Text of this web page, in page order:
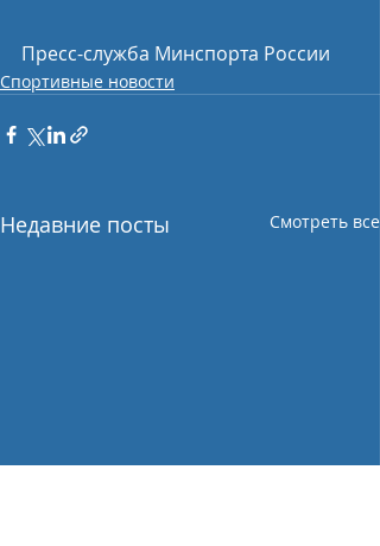
Пресс-служба Минспорта России
Спортивные новости
Недавние посты Смотреть все